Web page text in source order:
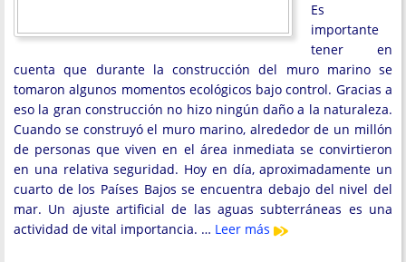
Es
importante
tener en
cuenta que durante la construcción del muro marino se
tomaron algunos momentos ecológicos bajo control. Gracias a
eso la gran construcción no hizo ningún daño a la naturaleza.
Cuando se construyó el muro marino, alrededor de un millón
de personas que viven en el área inmediata se convirtieron
en una relativa seguridad. Hoy en día, aproximadamente un
cuarto de los Países Bajos se encuentra debajo del nivel del
mar. Un ajuste artificial de las aguas subterráneas es una
actividad de vital importancia. … Leer más